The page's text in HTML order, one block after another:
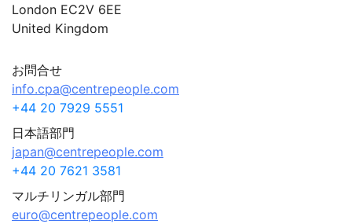
London EC2V 6EE
United Kingdom
お問合せ
info.cpa@centrepeople.com
+44 20 7929 5551
日本語部門
japan@centrepeople.com
+44 20 7621 3581
マルチリンガル部門
euro@centrepeople.com